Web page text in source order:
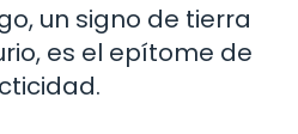
un signo de tierra
es el epítome de